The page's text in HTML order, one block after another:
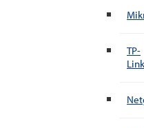
TP-
Link